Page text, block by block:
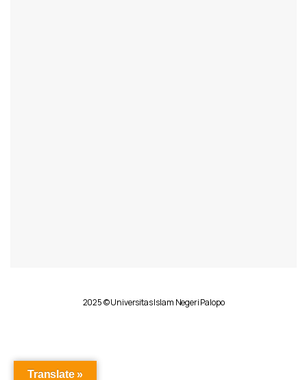
2025 © Universitas Islam Negeri Palopo
Translate »